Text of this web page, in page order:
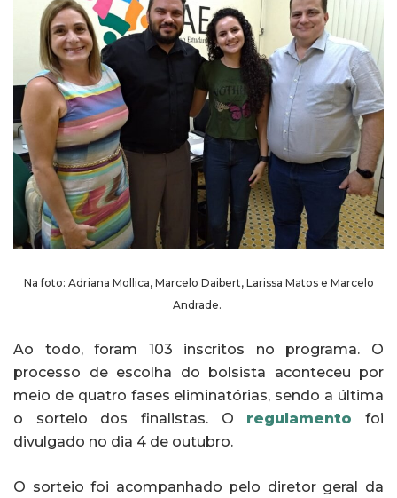
Na foto: Adriana Mollica, Marcelo Daibert, Larissa Matos e Marcelo
Andrade.
Ao todo, foram 103 inscritos no programa. O
processo de escolha do bolsista aconteceu por
meio de quatro fases eliminatórias, sendo a última
o sorteio dos finalistas. O regulamento foi
divulgado no dia 4 de outubro.
O sorteio foi acompanhado pelo diretor geral da